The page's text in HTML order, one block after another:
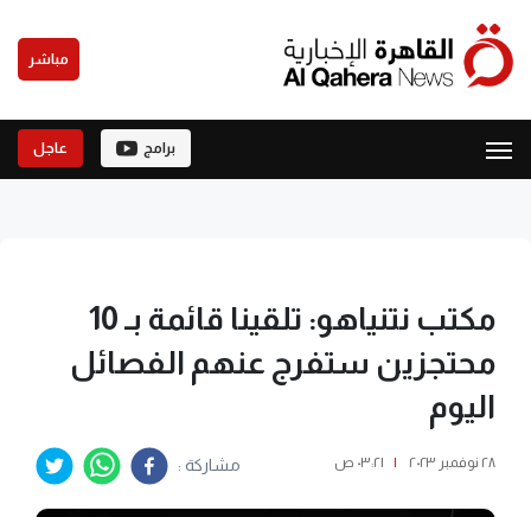
مباشر
برامج عاجل
مكتب نتنياهو: تلقينا قائمة بـ 10
محتجزين ستفرج عنهم الفصائل
اليوم
٢٨ نوفمبر ٢٠٢٣ | ٠٣:٢١ ص مشاركة :